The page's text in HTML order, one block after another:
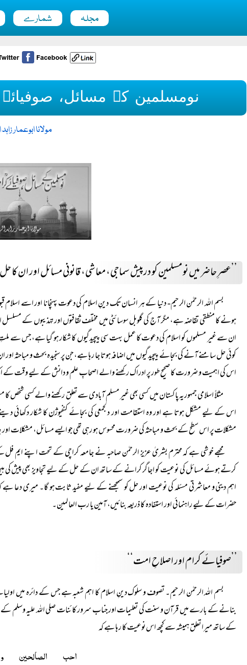
مجلہ شمارے
نومسلمین کے مسائل،
مولانا ابوعمار
’’عصرِ حاضر میں نو مسلمین کو درپیش سماجی، معاشی، قانونی مسائل اور ان کا
بسم اللہ الرحمٰن الرحیم- دنیا کے ہر انسان تک دینِ اسلام کی دعوت پہنچانا اور اسے
ہونے کا منطقی تقاضہ ہے، مگر آج کی گلوبل سوسائٹی میں مختلف ثقافتوں اور تہذیبوں کے
ان سے غیر مسلموں کو اسلام کی دعوت کا عمل بہت سی پیچیدگیوں کا شکار ہو گیا ہے، جس سے
کوئی حل سامنے آنے کی بجائے پیچیدگیوں میں اضافہ ہوتا جا رہا ہے، جن پر سنجیدہ بحث و مباحثہ
اس کی اہمیت و ضرورت کا صحیح طور پر ادراک رکھنے والے اصحابِ علم و دانش کے لیے وقت کے ایک
مثلاً‌ اسلامی جمہوریہ پاکستان میں کسی بھی غیر مسلم آبادی سے تعلق رکھنے والے کسی
اس کے لیے مشکل ہوتا ہے اور وہ استقامت اور دلجمعی کی بجائے کنفیوژن کا شکار دکھائی
مشکلات پر اس سطح کے بحث و مباحثہ کی ضرورت محسوس ہو رہی تھی جو ایسے مسائل، مشکلات اور
مجھے خوشی ہے کہ محترم بشریٰ عزیز الرحمٰن صاحبہ نے جامعہ کراچی کے تحت اپنے ایم
کرتے ہوئے مسائل کی نوعیت کو اجاگر کرانے کے ساتھ ان کے حل کے لیے تجاویز بھی پیش کی ہیں۔
اہم دینی و معاشرتی مسئلہ کی نوعیت اور حل کو سمجھنے کے لیے مفید ثابت ہو گا۔ میری دعا
حضرات کے لیے راہنمائی اور استفادہ کا ذریعہ بنائیں، آمین یا رب العالمین۔
’’صوفیائے کرام اور اصلاحِ امت‘‘
بسم اللہ الرحمٰن الرحیم۔ تصوف و سلوک دینِ اسلام کا اہم شعبہ ہے جس کے دائرہ میں
بنانے کے بارے میں قرآن و سنت کی تعلیمات اور جناب سرور کائنات صلی اللہ علیہ وسلم کے
کے ساتھ میرا تعلق ہمیشہ سے کچھ اس نوعیت کا رہا ہے کہ
احب